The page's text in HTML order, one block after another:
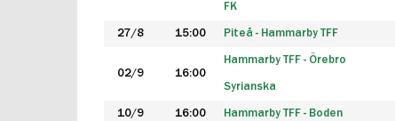
FK
27/8 15:00 Piteå - Hammarby TFF
02/9 16:00
Hammarby TFF - Örebro
Syrianska
10/9 16:00 Hammarby TFF - Boden